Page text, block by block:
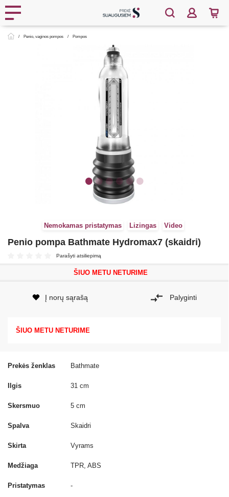
Penio, vaginos pompos Pompos
Nemokamas pristatymas Lizingas Video
Penio pompa Bathmate Hydromax7 (skaidri)
Parašyti atsiliepimą
Prekės ženklas Bathmate
Ilgis 31 cm
Skersmuo 5 cm
Spalva Skaidri
Skirta Vyrams
Medžiaga TPR, ABS
Pristatymas -
ŠIUO METU NETURIME
Į norų sąrašą Palyginti
ŠIUO METU NETURIME